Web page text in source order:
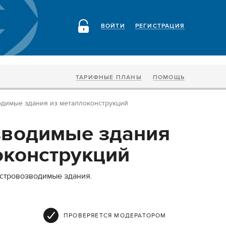
РЕГИСТРАЦИЯ
ВОЙТИ
ТАРИФНЫЕ ПЛАНЫ ПОМОЩЬ
здания из металлоконструкций
здания
здания.
ПРОВЕРЯЕТСЯ МОДЕРАТОРОМ